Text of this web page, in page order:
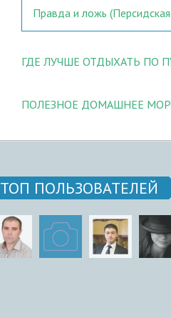
Правда и ложь (Персидская
ГДЕ ЛУЧШЕ ОТДЫХАТЬ ПО
ПОЛЕЗНОЕ ДОМАШНЕЕ
ТОП ПОЛЬЗОВАТЕЛЕЙ